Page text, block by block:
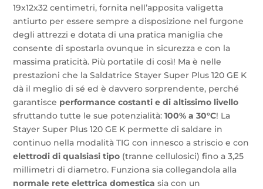
19x12x32 centimetri, fornita nell’apposita valigetta
antiurto per essere sempre a disposizione nel furgone
degli attrezzi e dotata di una pratica maniglia che
consente di spostarla ovunque in sicurezza e con la
massima praticità. Più portatile di così! Ma è nelle
prestazioni che la Saldatrice Stayer Super Plus 120 GE K
dà il meglio di sé ed è davvero sorprendente, perché
garantisce performance costanti e di altissimo livello
sfruttando tutte le sue potenzialità:100% a 30°C! La
Stayer Super Plus 120 GE K permette di saldare in
continuo nella modalità TIG con innesco a striscio e con
elettrodi di qualsiasi tipo (tranne cellulosici) fino a 3,25
millimetri di diametro. Funziona sia collegandola alla
normale rete elettrica domestica sia con un